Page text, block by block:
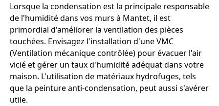
Lorsque la condensation est la principale responsable
de l'humidité dans vos murs à Mantet, il est
primordial d'améliorer la ventilation des pièces
touchées. Envisagez l'installation d'une VMC
(Ventilation mécanique contrôlée) pour évacuer l'air
vicié et gérer un taux d'humidité adéquat dans votre
maison. L'utilisation de matériaux hydrofuges, tels
que la peinture anti-condensation, peut aussi s'avérer
utile.